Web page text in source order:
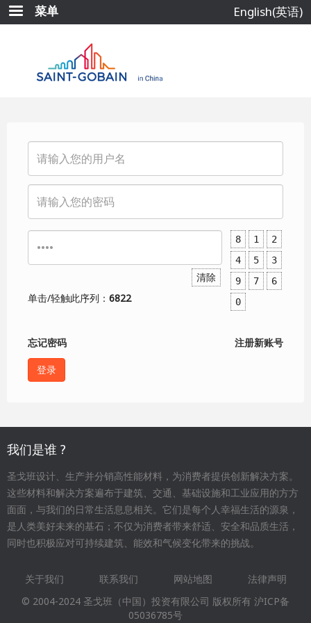
跳
转
菜单 English(英语)
清除
8 1
2
4
5
3
9
7
6
0
单击/轻触此序列： 6822
注册新账号
忘记密码
我们是谁 ?
圣戈班设计、生产并分销高性能材料，为消费者提供创新解决方案。
这些材料和解决方案遍布于建筑、交通、基础设施和工业应用的方方
面面，与我们的日常生活息息相关。它们是每个人幸福生活的源泉，
是人类美好未来的基石；不仅为消费者带来舒适、安全和品质生活，
同时也积极应对可持续建筑、能效和气候变化带来的挑战。
Footer
menu
关于我们 联系我们 网站地图
法律声明
© 2004-2024 圣戈班（中国）投资有限公司 版权所有 沪ICP备
05036785号